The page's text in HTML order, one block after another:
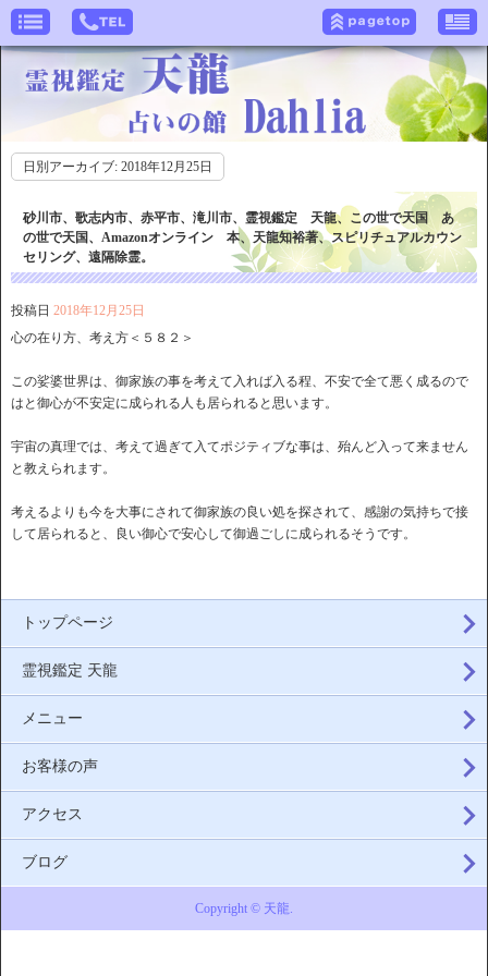
日別アーカイブ: 2018年12月25日
砂川市、歌志内市、赤平市、滝川市、霊視鑑定 天龍、この世で天国 あ
の世で天国、Amazonオンライン 本、天龍知裕著、スピリチュアルカウン
セリング、遠隔除霊。
投稿日 2018年12月25日
心の在り方、考え方＜５８２＞
この娑婆世界は、御家族の事を考えて入れば入る程、不安で全て悪く成るので
はと御心が不安定に成られる人も居られると思います。
宇宙の真理では、考えて過ぎて入てポジティブな事は、殆んど入って来ません
と教えられます。
考えるよりも今を大事にされて御家族の良い処を探されて、感謝の気持ちで接
して居られると、良い御心で安心して御過ごしに成られるそうです。
トップページ
霊視鑑定 天龍
メニュー
お客様の声
アクセス
ブログ
Copyright © 天龍.